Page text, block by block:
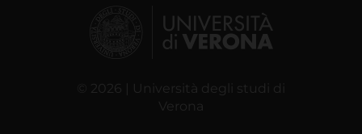
© 2026 | Università degli studi di
Verona